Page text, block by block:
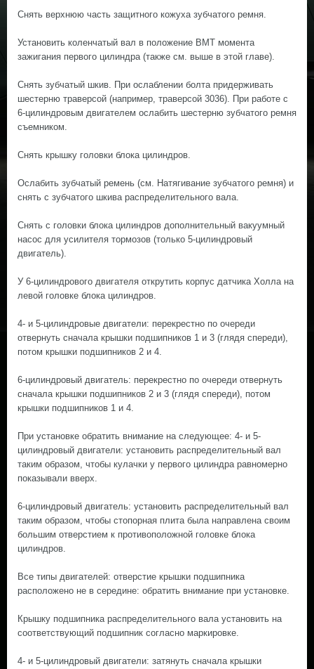
Снять верхнюю часть защитного кожуха зубчатого ремня.
Установить коленчатый вал в положение ВМТ момента
зажигания первого цилиндра (также см. выше в этой главе).
Снять зубчатый шкив. При ослаблении болта придерживать
шестерню траверсой (например, траверсой 3036). При работе с
6-цилиндровым двигателем ослабить шестерню зубчатого ремня
съемником.
Снять крышку головки блока цилиндров.
Ослабить зубчатый ремень (см. Натягивание зубчатого ремня) и
снять с зубчатого шкива распределительного вала.
Снять с головки блока цилиндров дополнительный вакуумный
насос для усилителя тормозов (только 5-цилиндровый
двигатель).
У 6-цилиндрового двигателя открутить корпус датчика Холла на
левой головке блока цилиндров.
4- и 5-цилиндровые двигатели: перекрестно по очереди
отвернуть сначала крышки подшипников 1 и 3 (глядя спереди),
потом крышки подшипников 2 и 4.
6-цилиндровый двигатель: перекрестно по очереди отвернуть
сначала крышки подшипников 2 и 3 (глядя спереди), потом
крышки подшипников 1 и 4.
При установке обратить внимание на следующее: 4- и 5-
цилиндровый двигатели: установить распределительный вал
таким образом, чтобы кулачки у первого цилиндра равномерно
показывали вверх.
6-цилиндровый двигатель: установить распределительный вал
таким образом, чтобы стопорная плита была направлена своим
большим отверстием к противоположной головке блока
цилиндров.
Все типы двигателей: отверстие крышки подшипника
расположено не в середине: обратить внимание при установке.
Крышку подшипника распределительного вала установить на
соответствующий подшипник согласно маркировке.
4- и 5-цилиндровый двигатели: затянуть сначала крышки